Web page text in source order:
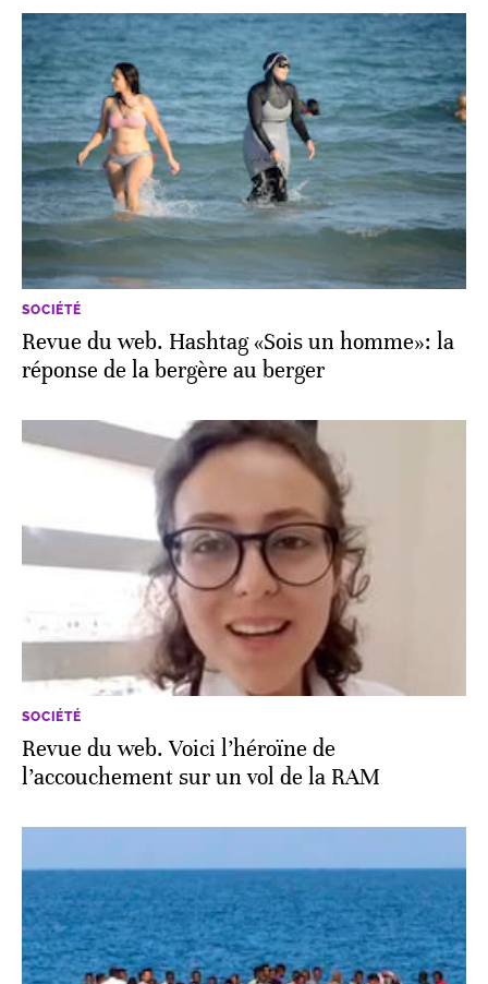
SOCIÉTÉ
Revue du web. Hashtag «Sois un homme»: la
réponse de la bergère au berger
SOCIÉTÉ
Revue du web. Voici l’héroïne de
l’accouchement sur un vol de la RAM